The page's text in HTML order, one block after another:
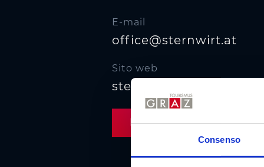
Consenso
E-mail
office@sternwirt.at
Sito web
sternwirt.at
Pianifica il percorso